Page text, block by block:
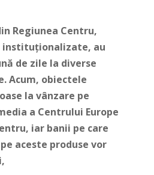
Regiunea Centru,
instituționalizate, au
de zile la diverse
Acum, obiectele
la vânzare pe
a Centrului Europe
iar banii pe care
aceste produse vor